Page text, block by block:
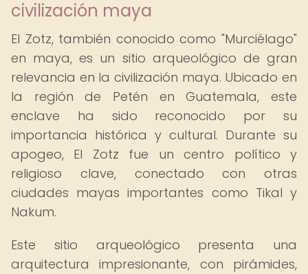
civilización maya
El Zotz, también conocido como "Murciélago"
en maya, es un sitio arqueológico de gran
relevancia en la civilización maya. Ubicado en
la región de Petén en Guatemala, este
enclave ha sido reconocido por su
importancia histórica y cultural. Durante su
apogeo, El Zotz fue un centro político y
religioso clave, conectado con otras
ciudades mayas importantes como Tikal y
Nakum.
Este sitio arqueológico presenta una
arquitectura impresionante, con pirámides,